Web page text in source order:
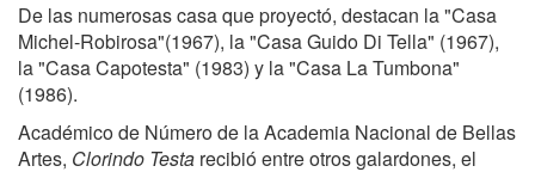
De las numerosas casa que proyectó, destacan la "Casa
Michel-Robirosa"(1967), la "Casa Guido Di Tella" (1967),
la "Casa Capotesta" (1983) y la "Casa La Tumbona"
(1986).
Académico de Número de la Academia Nacional de Bellas
Artes, Clorindo Testa recibió entre otros galardones, el